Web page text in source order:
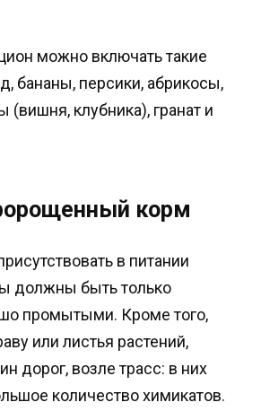
можно включать такие
бананы, персики, абрикосы,
(вишня, клубника), гранат и
корм
в питании
должны быть только
промытыми. Кроме того,
или листья растений,
дорог, возле трасс: в них
количество химикатов.